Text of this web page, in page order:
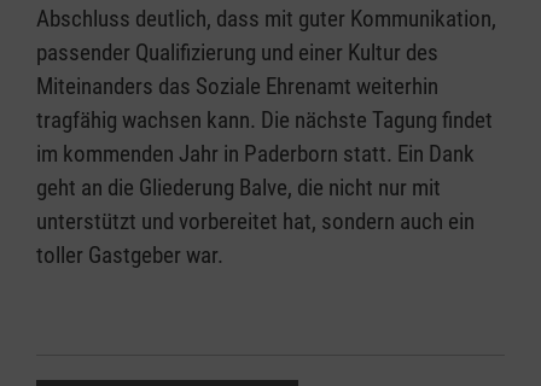
Abschluss deutlich, dass mit guter Kommunikation,
passender Qualifizierung und einer Kultur des
Miteinanders das Soziale Ehrenamt weiterhin
tragfähig wachsen kann. Die nächste Tagung findet
im kommenden Jahr in Paderborn statt. Ein Dank
geht an die Gliederung Balve, die nicht nur mit
unterstützt und vorbereitet hat, sondern auch ein
toller Gastgeber war.